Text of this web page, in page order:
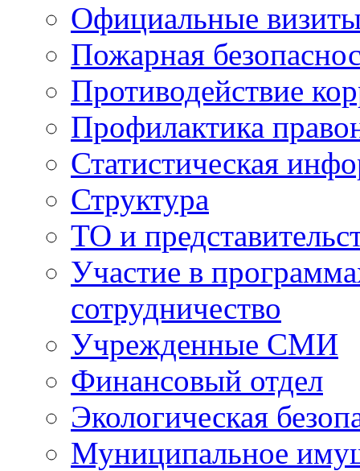
Официальные
Пожарная
Противодействие
Профилактика
Статистическая
Структура
ТО и
Участие в
сотрудничество
Учрежденные СМИ
Финансовый отдел
Экологическая
Муниципальное